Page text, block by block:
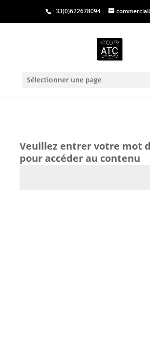
+33(0)622678094
Sélectionner une page